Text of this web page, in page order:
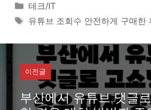
카
테
고
리
테크/IT
태
유튜브 조회수 안전하게 구매한
이전글
부산에서 유튜브 댓글